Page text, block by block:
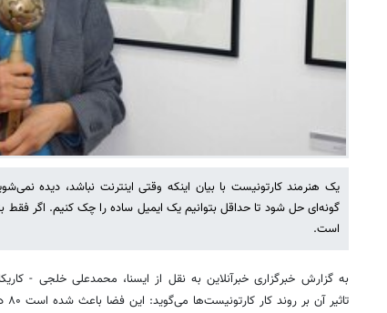
یک هنرمند کارتونیست با بیان اینکه وقتی اینترنت نباشد، دیده
گونه‌ای حل شود تا حداقل بتوانیم یک ایمیل ساده را چک کنیم. اگر فقط
است.
به گزارش خبرگزاری خبرآنلاین به نقل از ایسنا، محمدعلی خلجی -